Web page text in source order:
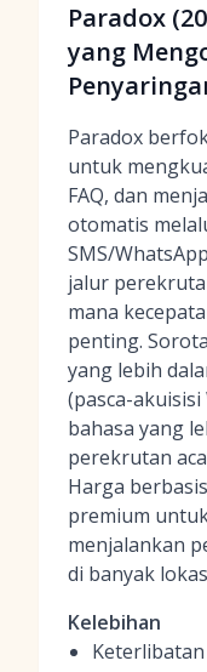
Paradox
yang
Paradox
untuk
FAQ, dan
otomatis
SMS/
jalur
mana
penting.
yang lebih
(pasca-
bahasa yang
perekrutan
Harga
premium
menjalankan
di banyak
Kelebihan